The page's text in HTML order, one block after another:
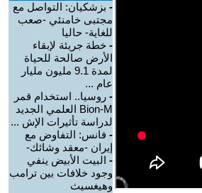
- بزشكيان: التواصل مع
مجتبى خامنئي -صعب
للغاية- حاليا
- خطة جريئة لإبقاء
الأرض صالحة للحياة
لمدة 9.1 مليون مليار
عام ...
- روسيا.. استخدام قمر
Bion-M العلمي الجديد
لدراسة تأثيرات الإش ...
- فانس: التفاوض مع
إيران -معقد وشائك-
- البيت الأبيض ينفي
وجود خلافات بين ترامب
وهيغسيث